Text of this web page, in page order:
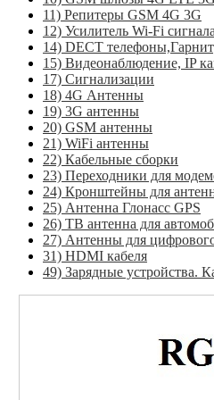
11) Репитеры GSM 4G 3G
12) Усилитель Wi-Fi
14) DECT
15) Видеонаблюдение, IP
17) Сигнализации
18) 4G Антенны
19) 3G антенны
20) GSM антенны
21) WiFi антенны
22) Кабельные сборки
23) Переходники для
24) Кронштейны для
25) Антенна Глонасс GPS
26) ТВ антенна для
27) Антенны для
31) HDMI кабеля
49) Зарядные устройства.